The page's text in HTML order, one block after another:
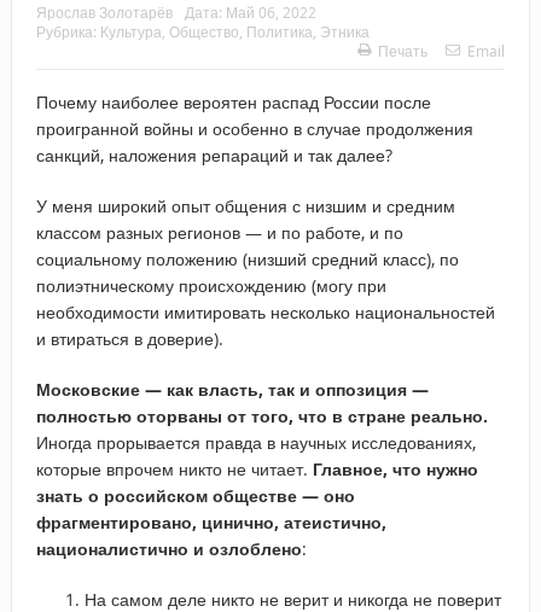
Ярослав Золотарёв Дата: Май 06, 2022
Рубрика: Культура Общество Политика Этника
Печать
Email
Почему наиболее вероятен распад России после
проигранной войны и особенно в случае продолжения
санкций, наложения репараций и так далее?
У меня широкий опыт общения с низшим и средним
классом разных регионов — и по работе, и по
социальному положению (низший средний класс), по
полиэтническому происхождению (могу при
необходимости имитировать несколько национальностей
и втираться в доверие).
Московские — как власть, так и оппозиция —
полностью оторваны от того, что в стране реально.
Иногда прорывается правда в научных исследованиях,
которые впрочем никто не читает. Главное, что нужно
знать о российском обществе — оно
фрагментировано, цинично, атеистично,
националистично и озлоблено:
На самом деле никто не верит и никогда не поверит